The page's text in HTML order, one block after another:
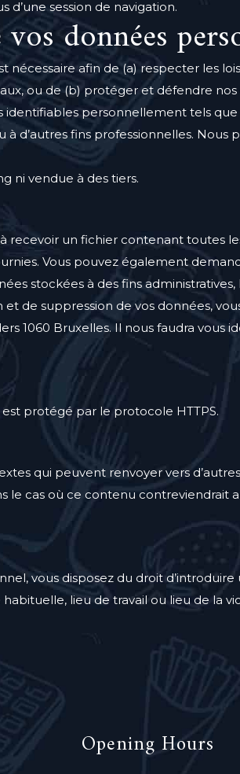
d’une session de navigation.
données
afin de (a) respecter les
ou de (b) protéger et défendre
personnellement tels
d’autres fins professionnelles.
ni vendue à des tiers.
un fichier contenant toutes
Vous pouvez également
stockées à des fins
de suppression de vos données,
1060 Bruxelles. Il nous faudra vous
protégé par le protocole HTTPS.
qui peuvent renvoyer vers
cas où ce contenu contreviendrait
vous disposez du droit
lieu de travail ou lieu de la
Opening Hours